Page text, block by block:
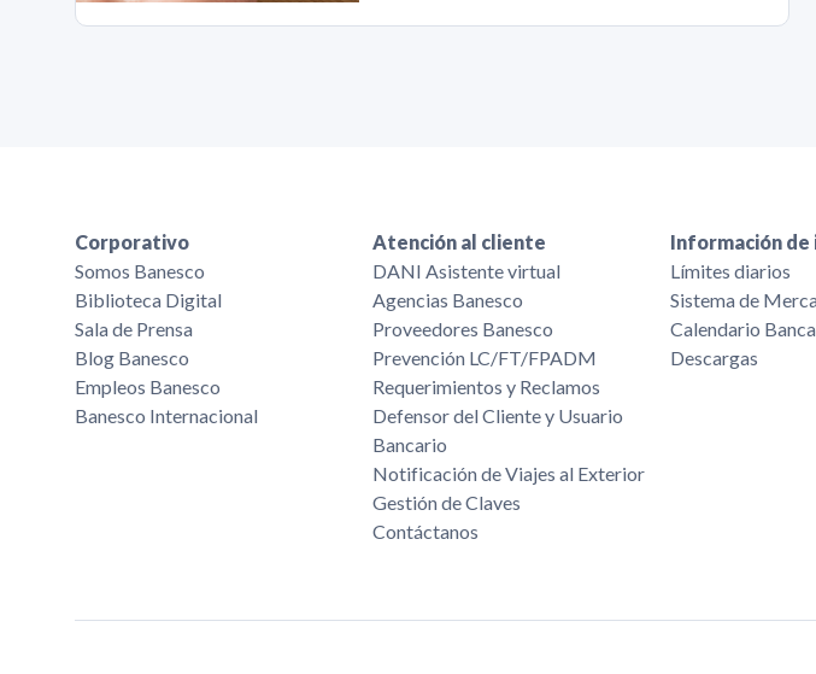
Corporativo
Somos Banesco
Biblioteca Digital
Sala de Prensa
Blog Banesco
Empleos Banesco
Banesco Internacional
Atención al cliente
DANI Asistente virtual
Agencias Banesco
Proveedores Banesco
Prevención LC/FT/FPADM
Requerimientos y Reclamos
Defensor del Cliente y Usuario
Bancario
Notificación de Viajes al Exterior
Gestión de Claves
Contáctanos
Información de
Límites diarios
Sistema de
Calendario
Descargas